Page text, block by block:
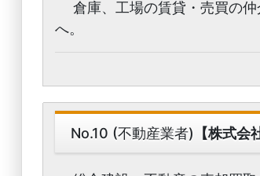
倉庫、工場の賃貸・売買の仲
へ。
No.10 (不動産業者) 【株式会